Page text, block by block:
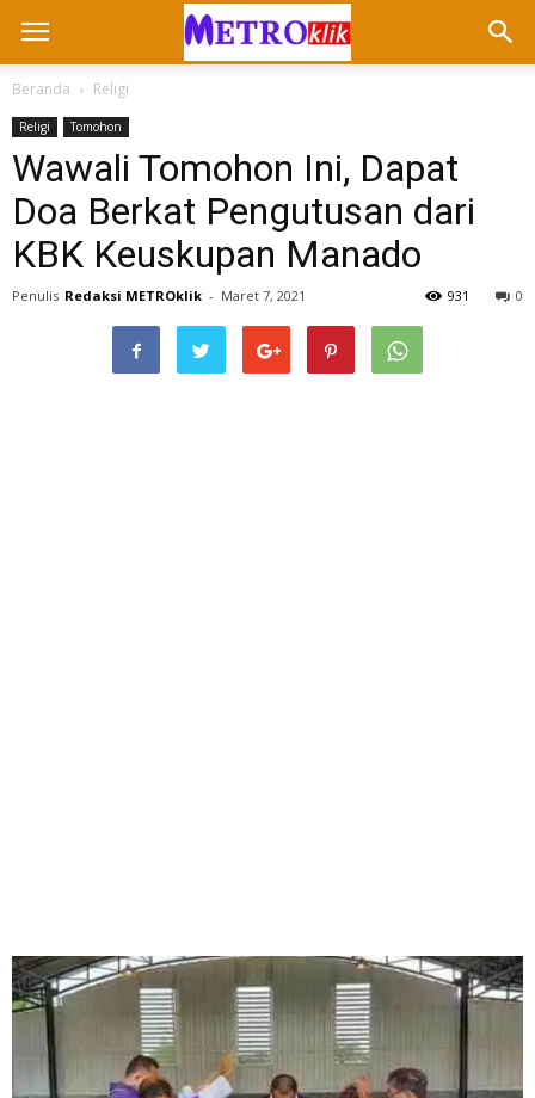
Beranda Religi
Religi Tomohon
Wawali Tomohon Ini, Dapat
Doa Berkat Pengutusan dari
KBK Keuskupan Manado
Penulis Redaksi METROklik - Maret 7, 2021 0
931